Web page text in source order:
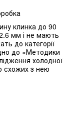
клинка до 90
мм і не мають
до категорії
до «Методики
холодної
схожих з нею